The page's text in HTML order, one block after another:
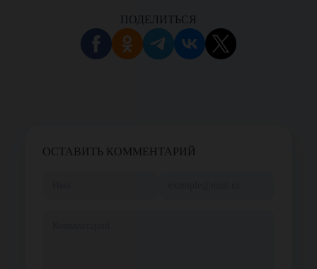
ПОДЕЛИТЬСЯ
ОСТАВИТЬ КОММЕНТАРИЙ